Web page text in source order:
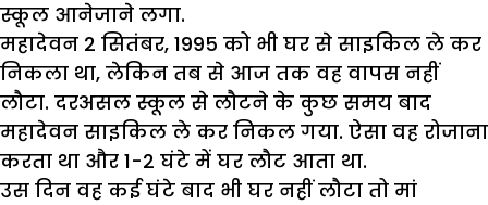
स्कूल आनेजाने लगा.
महादेवन 2 सितंबर, 1995 को भी घर से साइकिल ले कर
निकला था, लेकिन तब से आज तक वह वापस नहीं
लौटा. दरअसल स्कूल से लौटने के कुछ समय बाद
महादेवन साइकिल ले कर निकल गया. ऐसा वह रोजाना
करता था और 1-2 घंटे में घर लौट आता था.
उस दिन वह कई घंटे बाद भी घर नहीं लौटा तो मां